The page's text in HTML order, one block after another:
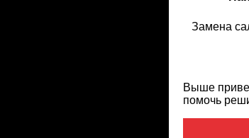
Замена
Выше
помочь